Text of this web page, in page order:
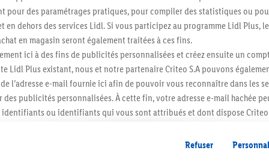
Abonnez-vous à la newsletter
S'abonner
pour des paramétrages pratiques, pour compiler des statistiques ou
en dehors des services Lidl. Si vous participez au programme Lidl Plus,
en magasin seront également traitées à ces fins.
ici à des fins de publicités personnalisées et créez ensuite un
Lidl Plus existant, nous et notre partenaire Criteo S.A pouvons
l’adresse e-mail fournie ici afin de pouvoir vous reconnaître dans les
publicités personnalisées. À cette fin, votre adresse e-mail hachée
identifiants ou identifiants qui vous sont attribués et dont dispose Criteo
(par exemple en plaçant le produit dans un panier d’un webshop
être affichées sur plusieurs apppareils et plusieurs services de Lidl si
Refuser